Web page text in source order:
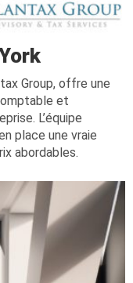
Group, offre une
et
L’équipe
place une vraie
abordables.